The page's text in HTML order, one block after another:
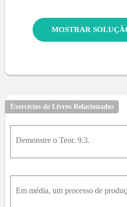
Exercícios de Livros Relacionados
Demonstre o Teor. 9.3.